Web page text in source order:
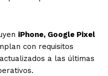
iPhone, Google Pixel
con requisitos
a las últimas